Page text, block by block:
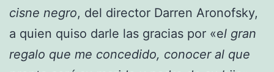
cisne negro, del director Darren Aronofsky,
a quien quiso darle las gracias por «el gran
regalo que me concedido, conocer al que